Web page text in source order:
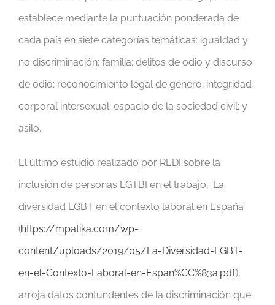
establece mediante la puntuación ponderada de
cada país en siete categorías temáticas: igualdad y
no discriminación; familia; delitos de odio y discurso
de odio; reconocimiento legal de género; integridad
corporal intersexual; espacio de la sociedad civil; y
asilo.
El último estudio realizado por REDI sobre la
inclusión de personas LGTBI en el trabajo, ‘La
diversidad LGBT en el contexto laboral en España’
(https://mpatika.com/wp-
content/uploads/2019/05/La-Diversidad-LGBT-
en-el-Contexto-Laboral-en-Espan%CC%83a.pdf),
arroja datos contundentes de la discriminación que